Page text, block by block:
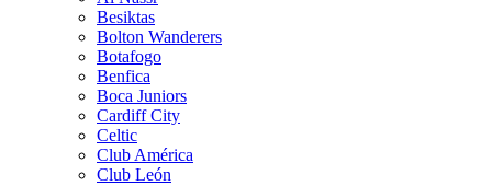
Besiktas
Bolton Wanderers
Botafogo
Benfica
Boca Juniors
Cardiff City
Celtic
Club América
Club León